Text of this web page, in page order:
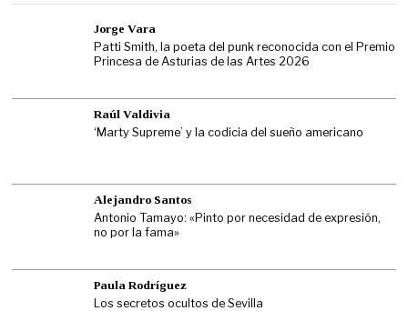
Jorge Vara
Patti Smith, la poeta del punk reconocida con el Premio
Princesa de Asturias de las Artes 2026
Raúl Valdivia
‘Marty Supreme’ y la codicia del sueño americano
Alejandro Santos
Antonio Tamayo: «Pinto por necesidad de expresión,
no por la fama»
Paula Rodríguez
Los secretos ocultos de Sevilla